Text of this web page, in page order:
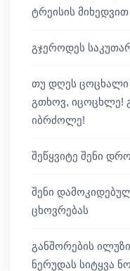
ტრეისის მიხედვით
გჯეროდეს
თუ დღეს ცოცხალი
გთხოვ, იცოცხლე!
იბრძოლე!
შეწყვიტე შენი
შენი
ცხოვრებას
განშორების
ნერუდას სიტყვა